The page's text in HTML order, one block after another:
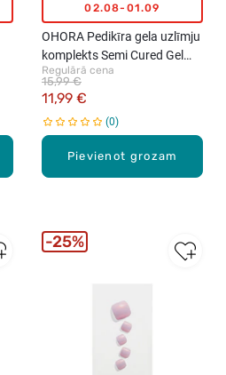
Pievienot grozam
02.08-01.09
OHORA Pedikīra gela uzlīmju
komplekts Semi Cured Gel
Strips (P Blaze), 32 uzlīmes
Regulārā cena
11,99 €
15,99 €
0
25%